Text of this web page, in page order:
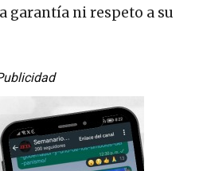
garantía ni respeto a su